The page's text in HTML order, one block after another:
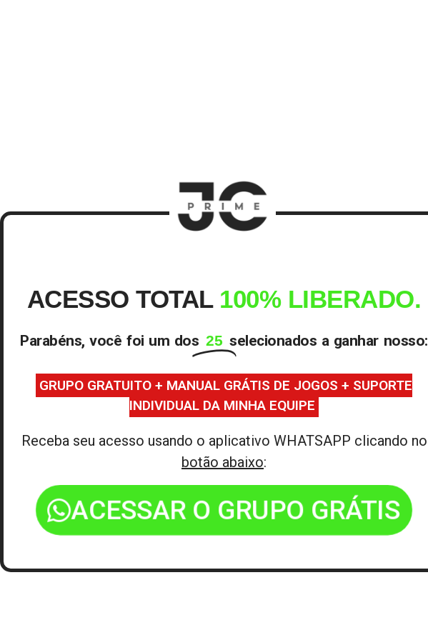
ACESSO TOTAL 100% LIBERADO.
Parabéns, você foi um dos 25 selecionados a ganhar nosso:
GRUPO GRATUITO + MANUAL GRÁTIS DE JOGOS + SUPORTE
INDIVIDUAL DA MINHA EQUIPE
Receba seu acesso usando o aplicativo WHATSAPP clicando no
botão abaixo:
ACESSAR O GRUPO GRÁTIS